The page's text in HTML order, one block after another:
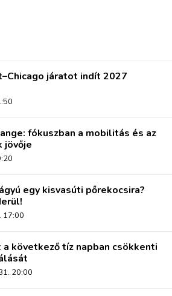
járatot indít 2027
fókuszban a mobilitás és az
jövője
egy kisvasúti pőrekocsira?
17:00
következő tíz napban csökkenti
20:00